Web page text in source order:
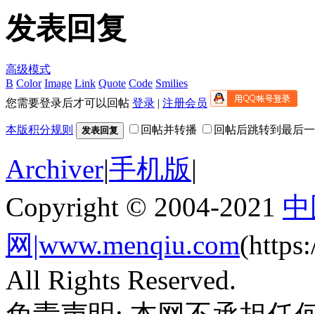
发表回复
高级模式
B Color Image Link Quote Code Smilies
您需要登录后才可以回帖 登录 | 注册会员
本版积分规则 发表回复 回帖并转播 回帖后跳转到最后
Archiver|手机版|
Copyright © 2004-2021
网|www.menqiu.com
All Rights Reserved.